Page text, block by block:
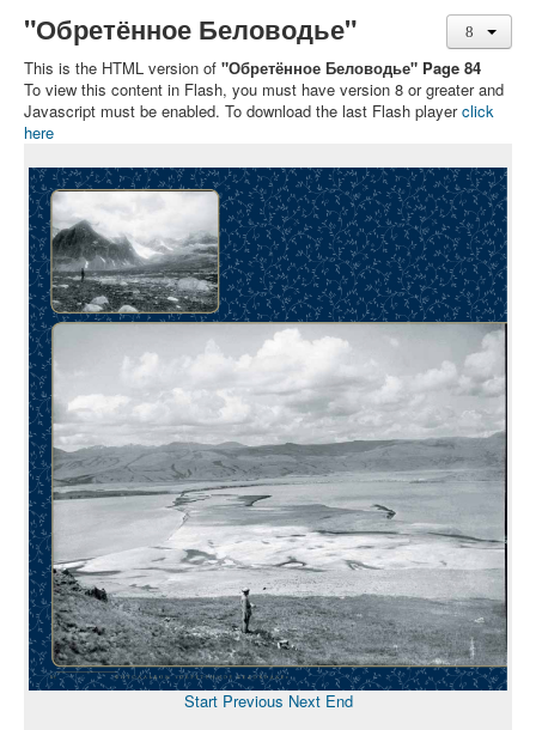
"Обретённое Беловодье"
This is the HTML version of "Обретённое Беловодье" Page 84
To view this content in Flash, you must have version 8 or greater and
Javascript must be enabled. To download the last Flash playerclick
here
Start Previous Next End